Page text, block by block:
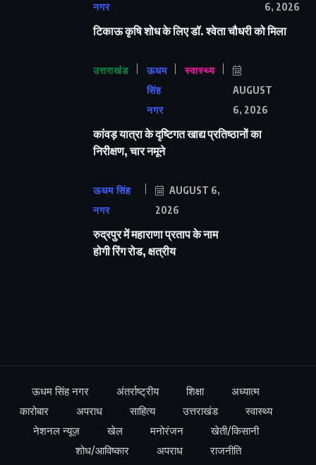
नगर
6, 2026
टिकाऊ कृषि शोध के लिए डॉ. श्वेता चौधरी को मिला
उत्तराखंड
ऊधम
सिंह
नगर
स्वास्थ्य
AUGUST
6, 2026
कांवड़ यात्रा के दृष्टिगत खाद्य प्रतिष्ठानों का
निरीक्षण, चार नमूने
ऊधम सिंह
नगर
AUGUST 6,
2026
रुद्रपुर में महाराणा प्रताप के नाम
होगी रिंग रोड, क्षत्रीय
ऊधम सिंह नगर अंतर्राष्ट्रीय शिक्षा
अध्यात्म
कारोबार
अपराध साहित्य उत्तराखंड
स्वास्थ्य
नेशनल न्यूज़
खेल मनोरंजन
खेती/किसानी
शोध/आविष्कार
अपराध राजनीति